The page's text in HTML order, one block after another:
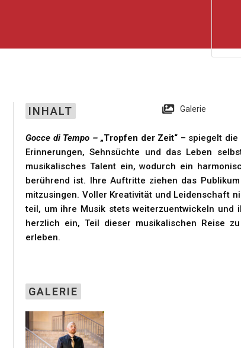
INHALT Galerie
Gocce di Tempo – „Tropfen der Zeit“ – spiegelt die
Erinnerungen, Sehnsüchte und das Leben
musikalisches Talent ein, wodurch ein
berührend ist. Ihre Auftritte ziehen das
mitzusingen. Voller Kreativität und Leidenschaft
teil, um ihre Musik stets weiterzuentwickeln und
herzlich ein, Teil dieser musikalischen Reise
erleben.
GALERIE